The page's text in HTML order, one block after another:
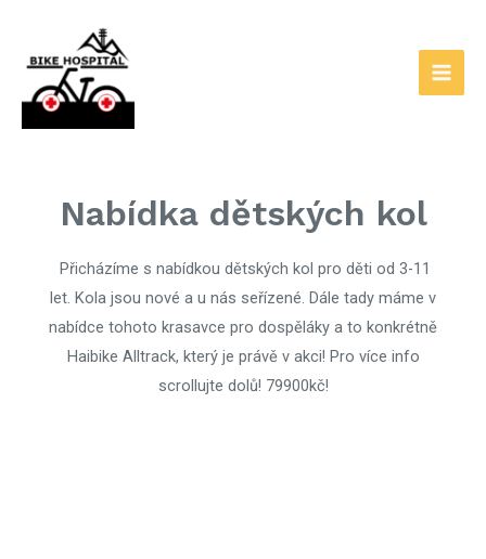
Nabídka dětských kol
Přicházíme s nabídkou dětských kol pro děti od 3-11
let. Kola jsou nové a u nás seřízené. Dále tady máme v
nabídce tohoto krasavce pro dospěláky a to konkrétně
Haibike Alltrack, který je právě v akci! Pro více info
scrollujte dolů! 79900kč!